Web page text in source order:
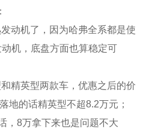
动机了，因为哈弗全系都是使
机，底盘方面也算稳定可
精英型两款车，优惠之后的价
地的话精英型不超8.2万元；
，8万拿下来也是问题不大